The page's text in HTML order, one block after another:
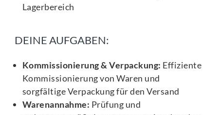
Lagerbereich
DEINE AUFGABEN:
Kommissionierung & Verpackung: Effiziente
Kommissionierung von Waren und
sorgfältige Verpackung für den Versand
Warenannahme: Prüfung und